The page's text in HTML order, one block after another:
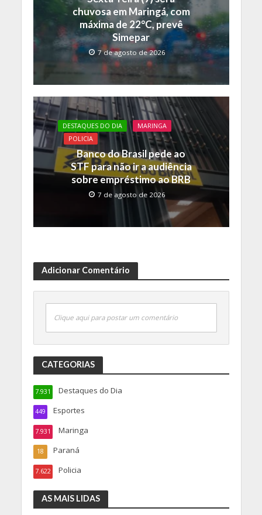
chuvosa em Maringá, com
máxima de 22°C, prevê
Simepar
7 de agosto de 2026
DESTAQUES DO DIA
MARINGA
POLICIA
Banco do Brasil pede ao
STF para não ir a audiência
sobre empréstimo ao BRB
7 de agosto de 2026
Adicionar Comentário
Clique aqui para postar um comentário
CATEGORIAS
Destaques do Dia
7.931
Esportes
449
Maringa
7.931
Paraná
18
Policia
7.622
AS MAIS LIDAS